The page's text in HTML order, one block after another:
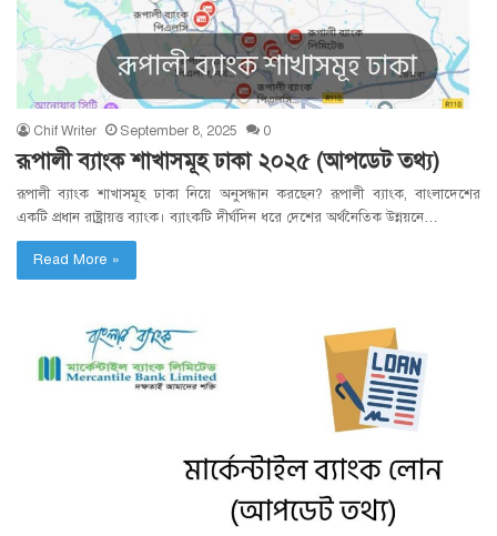
Chif Writer September 8, 2025 0
রূপালী ব্যাংক শাখাসমূহ ঢাকা ২০২৫ (আপডেট তথ্য)
রূপালী ব্যাংক শাখাসমূহ ঢাকা নিয়ে অনুসন্ধান করছেন? রূপালী ব্যাংক, বাংলাদেশের
একটি প্রধান রাষ্ট্রায়ত্ত ব্যাংক। ব্যাংকটি দীর্ঘদিন ধরে দেশের অর্থনৈতিক উন্নয়নে…
Read More »